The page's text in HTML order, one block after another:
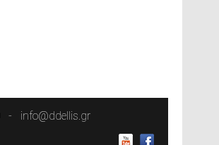
info@ddellis.gr